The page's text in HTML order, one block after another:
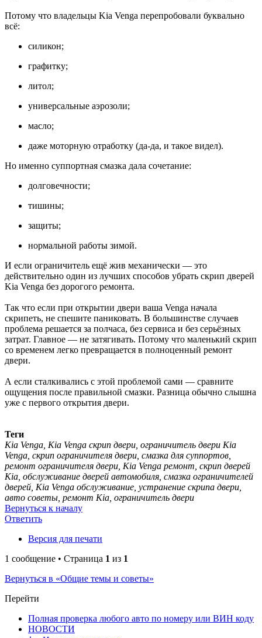
Потому что владельцы Kia Venga перепробовали буквально
всё:
силикон;
графитку;
литол;
универсальные аэрозоли;
масло;
даже моторную отработку (да-да, и такое видел).
Но именно суппортная смазка дала сочетание:
долговечности;
тишины;
защиты;
нормальной работы зимой.
И если ограничитель ещё жив механически — это
действительно один из лучших способов убрать скрип дверей
Kia Venga без дорогого ремонта.
Так что если при открытии двери ваша Venga начала
скрипеть, не спешите паниковать. В большинстве случаев
проблема решается за полчаса, без сервиса и без серьёзных
затрат. Главное — не затягивать. Потому что маленький скрип
со временем легко превращается в полноценный ремонт
двери.
А если сталкивались с этой проблемой сами — сравните
ощущения после правильной смазки. Разница обычно слышна
уже с первого открытия двери.
Теги
Kia Venga, Kia Venga скрип двери, ограничитель двери Kia
Venga, скрип ограничителя двери, смазка для суппортов,
ремонт ограничителя двери, Kia Venga ремонт, скрип дверей
Kia, обслуживание дверей автомобиля, смазка ограничителей
дверей, Kia Venga обслуживание, устранение скрипа двери,
авто советы, ремонт Kia, ограничитель двери
Вернуться к началу
Ответить
Версия для печати
1 сообщение • Страница 1 из 1
Вернуться в «Общие темы и советы»
Перейти
Полная проверка любого авто по номеру или ВИН коду
НОВОСТИ